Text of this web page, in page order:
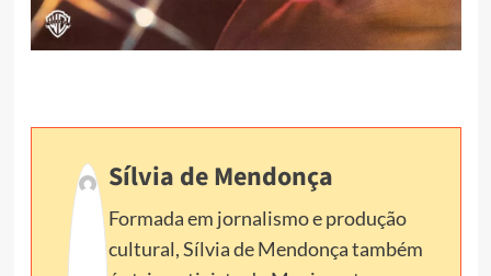
Sílvia de Mendonça
Formada em jornalismo e produção
cultural, Sílvia de Mendonça também